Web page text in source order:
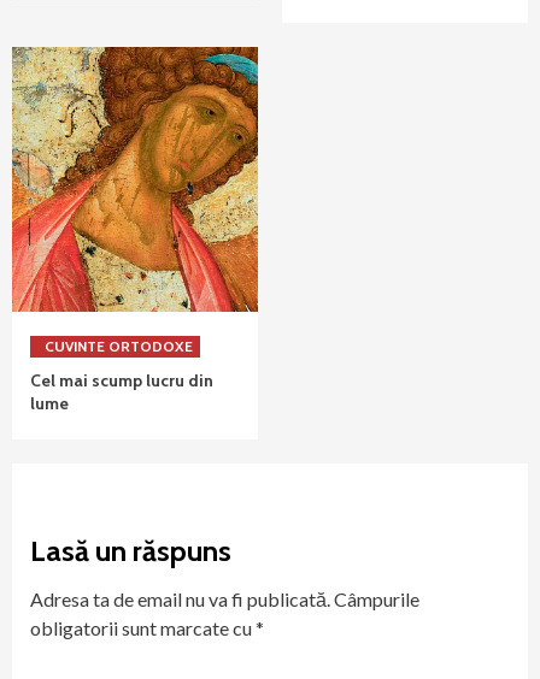
CUVINTE ORTODOXE
Cel mai scump lucru din
lume
Lasă un răspuns
Adresa ta de email nu va fi publicată.Câmpurile
obligatorii sunt marcate cu*